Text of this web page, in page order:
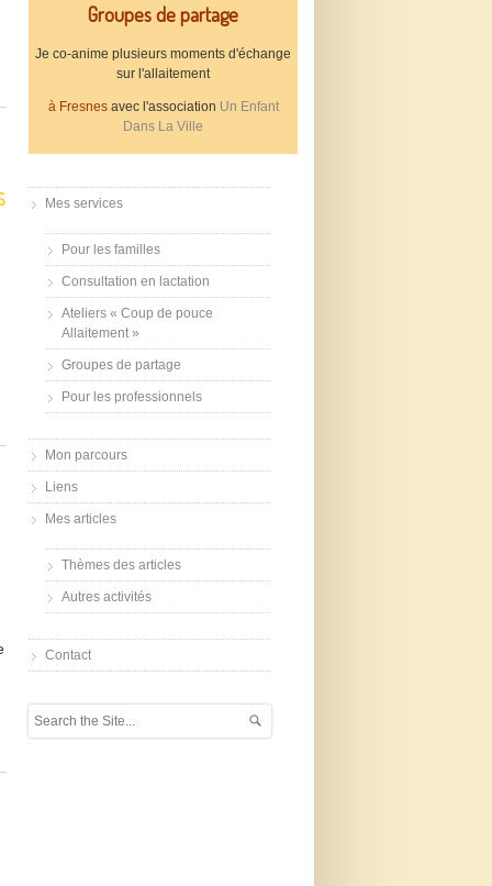
Groupes de partage
Je co-anime plusieurs moments d'échange
sur l'allaitement
à Fresnesavec l'association Un Enfant
Dans La Ville
Mes services
Pour les familles
Consultation en lactation
Ateliers « Coup de pouce
Allaitement »
Groupes de partage
Pour les professionnels
Mon parcours
Liens
Mes articles
Thèmes des articles
Autres activités
Contact